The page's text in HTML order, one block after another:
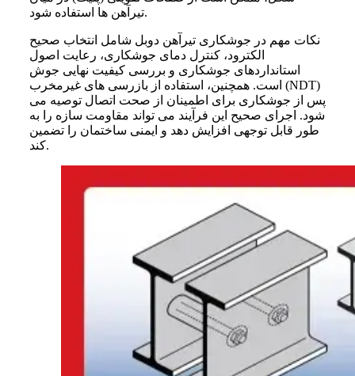
تیرآهن ها استفاده شود.
نکات مهم در جوشکاری تیرآهن دوبل شامل انتخاب صحیح
الکترود، کنترل دمای جوشکاری، رعایت اصول
استانداردهای جوشکاری و بررسی کیفیت نهایی جوش
است. همچنین، استفاده از بازرسی های غیرمخرب (NDT)
پس از جوشکاری برای اطمینان از صحت اتصال توصیه می
‌شود. اجرای صحیح این فرآیند می ‌تواند مقاومت سازه را به‌
طور قابل ‌توجهی افزایش دهد و ایمنی ساختمان را تضمین
کند.